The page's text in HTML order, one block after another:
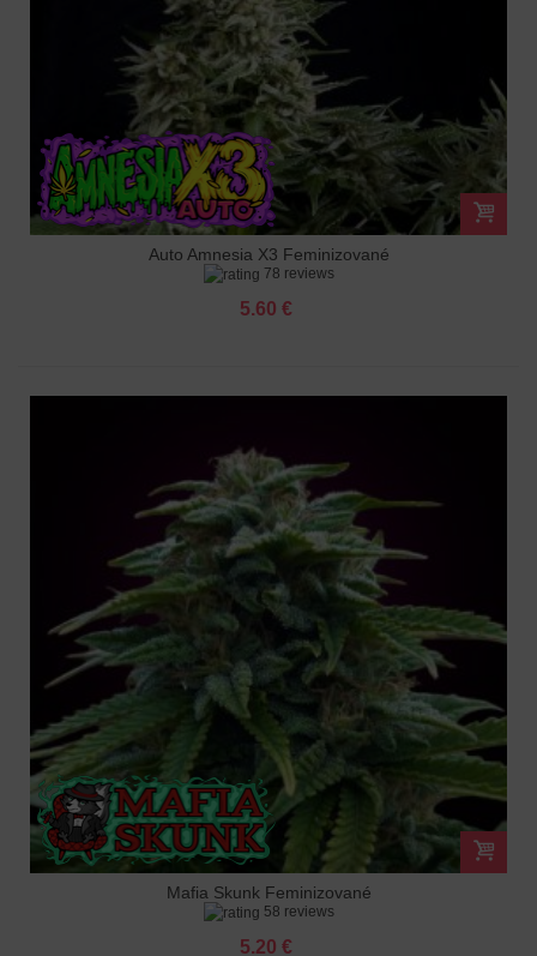
Auto Amnesia X3 Feminizované
78 reviews
5.60 €
Mafia Skunk Feminizované
58 reviews
5.20 €